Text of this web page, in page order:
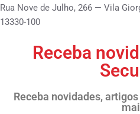
Rua Nove de Julho, 266 — Vila
13330-100
Receba
Receba novidades,